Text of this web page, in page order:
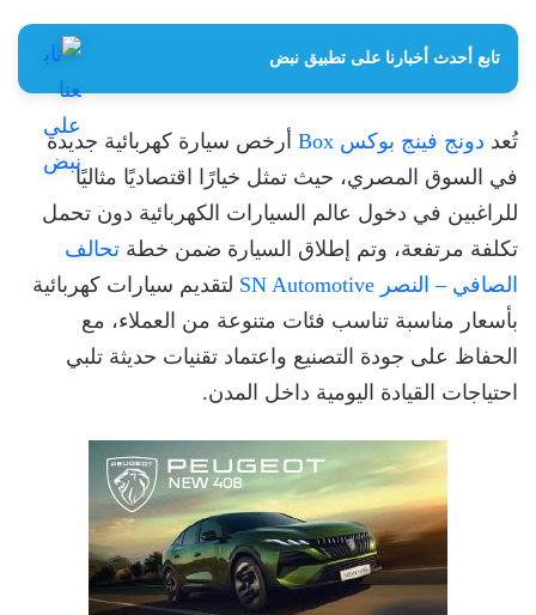
تابع أحدث أخبارنا على تطبيق نبض
تُعد دونج فينج بوكس Box
أرخص سيارة كهربائية جديدة
في السوق المصري، حيث تمثل خيارًا اقتصاديًا مثاليًا
للراغبين في دخول عالم السيارات الكهربائية دون تحمل
تكلفة مرتفعة، وتم إطلاق السيارة ضمن خطة تحالف
الصافي – النصر SN Automotive
لتقديم سيارات كهربائية
بأسعار مناسبة تناسب فئات متنوعة من العملاء، مع
الحفاظ على جودة التصنيع واعتماد تقنيات حديثة تلبي
احتياجات القيادة اليومية داخل المدن.